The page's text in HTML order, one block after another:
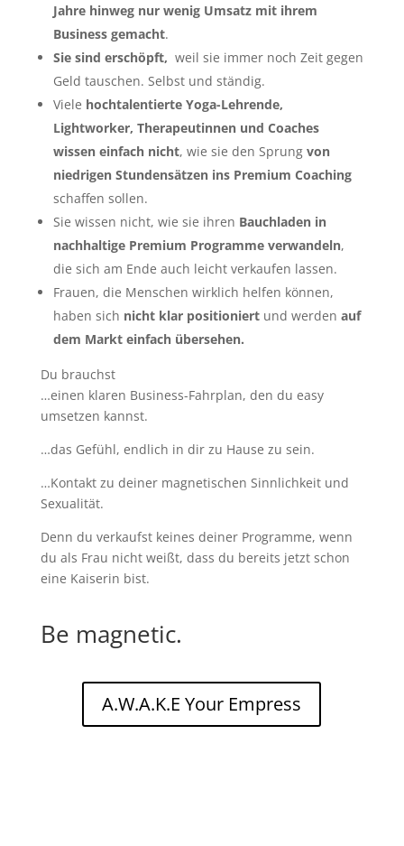
Jahre hinweg nur wenig Umsatz mit ihrem
Business gemacht.
Sie sind erschöpft, weil sie immer noch Zeit gegen
Geld tauschen. Selbst und ständig.
Viele hochtalentierte Yoga-Lehrende,
Lightworker, Therapeutinnen und Coaches
wissen einfach nicht, wie sie den Sprung von
niedrigen Stundensätzen ins Premium Coaching
schaffen sollen.
Sie wissen nicht, wie sie ihren Bauchladen in
nachhaltige Premium Programme verwandeln,
die sich am Ende auch leicht verkaufen lassen.
Frauen, die Menschen wirklich helfen können,
haben sich nicht klar positioniert und werden auf
dem Markt einfach übersehen.
Du brauchst
…einen klaren Business-Fahrplan, den du easy
umsetzen kannst.
…das Gefühl, endlich in dir zu Hause zu sein.
…Kontakt zu deiner magnetischen Sinnlichkeit und
Sexualität.
Denn du verkaufst keines deiner Programme, wenn
du als Frau nicht weißt, dass du bereits jetzt schon
eine Kaiserin bist.
Be magnetic.
A.W.A.K.E Your Empress